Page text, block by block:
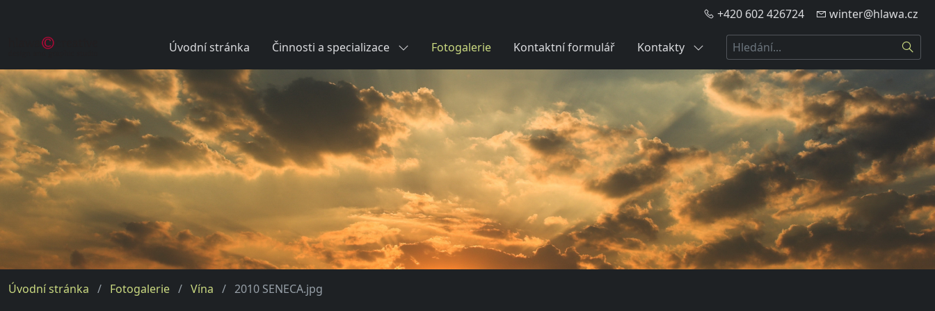
+420 602 426724 winter@hlawa.cz
Úvodní stránka Činnosti a specializace Fotogalerie Kontaktní formulář Kontakty Hledat
Úvodní stránka Fotogalerie Vína 2010 SENECA.jpg